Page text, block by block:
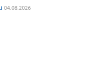
04.08.2026